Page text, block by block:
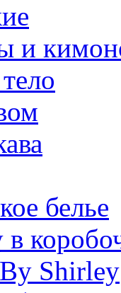
и
белье
Shirley